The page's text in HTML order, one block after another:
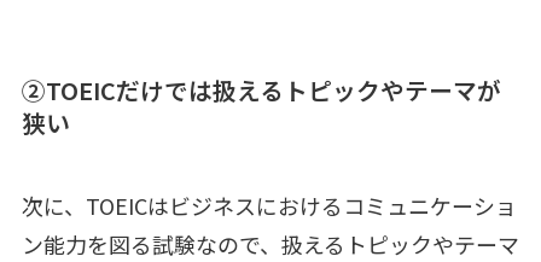
②TOEICだけでは扱えるトピックやテーマが
狭い
次に、TOEICはビジネスにおけるコミュニケーショ
ン能力を図る試験なので、扱えるトピックやテーマ